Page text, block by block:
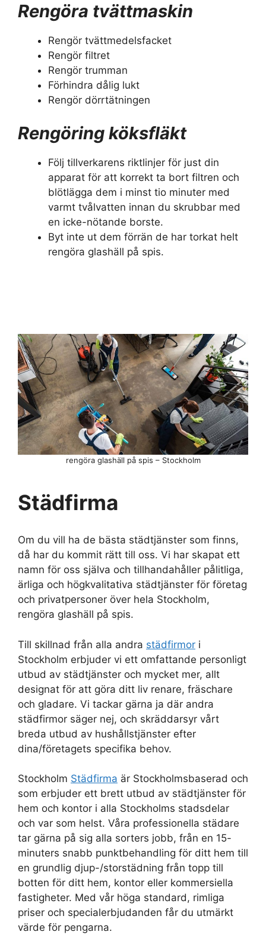
Rengöra tvättmaskin
Rengör tvättmedelsfacket
Rengör filtret
Rengör trumman
Förhindra dålig lukt
Rengör dörrtätningen
Rengöring köksfläkt
Följ tillverkarens riktlinjer för just din
apparat för att korrekt ta bort filtren och
blötlägga dem i minst tio minuter med
varmt tvålvatten innan du skrubbar med
en icke-nötande borste.
Byt inte ut dem förrän de har torkat helt
rengöra glashäll på spis.
Städfirma
Om du vill ha de bästa städtjänster som finns,
då har du kommit rätt till oss. Vi har skapat ett
namn för oss själva och tillhandahåller pålitliga,
ärliga och högkvalitativa städtjänster för företag
och privatpersoner över hela Stockholm,
rengöra glashäll på spis.
Till skillnad från alla andra städfirmor i
Stockholm erbjuder vi ett omfattande personligt
utbud av städtjänster och mycket mer, allt
designat för att göra ditt liv renare, fräschare
och gladare. Vi tackar gärna ja där andra
städfirmor säger nej, och skräddarsyr vårt
breda utbud av hushållstjänster efter
dina/företagets specifika behov.
Stockholm Städfirma är Stockholmsbaserad och
som erbjuder ett brett utbud av städtjänster för
hem och kontor i alla Stockholms stadsdelar
och var som helst. Våra professionella städare
tar gärna på sig alla sorters jobb, från en 15-
minuters snabb punktbehandling för ditt hem till
en grundlig djup-/storstädning från topp till
botten för ditt hem, kontor eller kommersiella
fastigheter. Med vår höga standard, rimliga
priser och specialerbjudanden får du utmärkt
värde för pengarna.
rengöra glashäll på spis – Stockholm